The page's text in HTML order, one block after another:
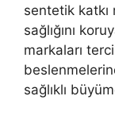
sentetik
sağlığını
markaları
sağlıklı